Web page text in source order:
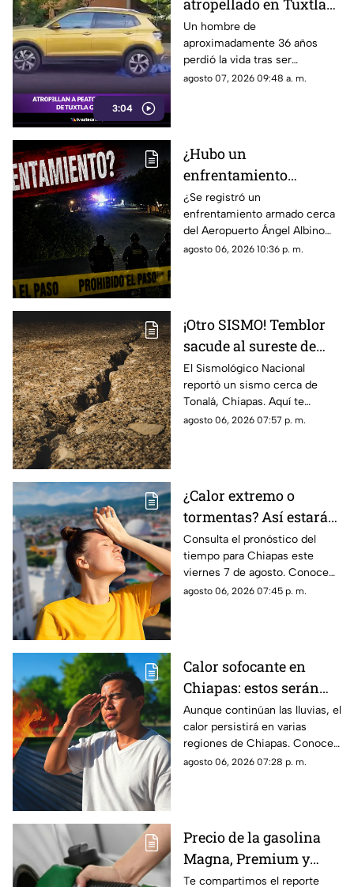
3:04
atropellado en Tuxtla
Gutiérrez, conductora
abandona la camioneta
Un hombre de
aproximadamente 36 años
perdió la vida tras ser
atropellado en el cruce de la 9ª
agosto 07, 2026 09:48 a. m.
¿Hubo un
enfrentamiento
armado en el
aeropuerto Ángel
Albino Corzo? Esto
dijeron las autoridades
¿Se registró un
enfrentamiento armado cerca
del Aeropuerto Ángel Albino
Corzo? Autoridades
agosto 06, 2026 10:36 p. m.
¡Otro SISMO! Temblor
sacude al sureste de
México HOY: epicentro
y magnitud
El Sismológico Nacional
reportó un sismo cerca de
Tonalá, Chiapas. Aquí te
contamos todos los detalles
agosto 06, 2026 07:57 p. m.
¿Calor extremo o
tormentas? Así estará
el clima este viernes 7
de agosto en Chiapas
Consulta el pronóstico del
tiempo para Chiapas este
viernes 7 de agosto. Conoce
las regiones con probabilidad
agosto 06, 2026 07:45 p. m.
Calor sofocante en
Chiapas: estos serán
los municipios con las
temperaturas más altas
este viernes 7 de agosto
Aunque continúan las lluvias, el
calor persistirá en varias
regiones de Chiapas. Conoce
cuáles serán los municipios
agosto 06, 2026 07:28 p. m.
Precio de la gasolina
Magna, Premium y
Diésel en Chiapas:
Te compartimos el reporte